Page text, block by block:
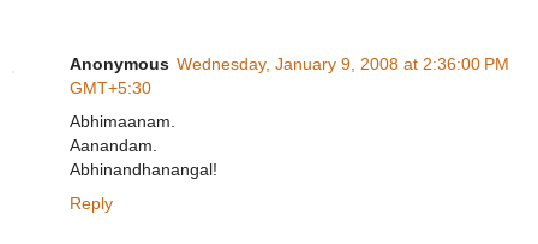
Anonymous Wednesday, January 9, 2008 at 2:36:00 PM
GMT+5:30
Abhimaanam.
Aanandam.
Abhinandhanangal!
Reply